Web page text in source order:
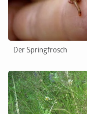
Der Springfrosch